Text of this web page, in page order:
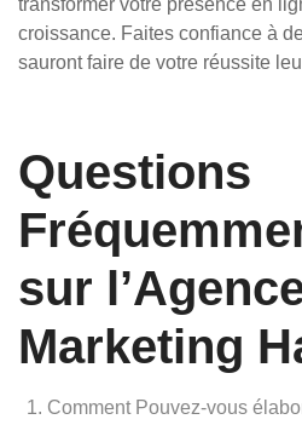
transformer votre présence en
croissance. Faites confiance à
sauront faire de votre réussite
Questions
sur
Marketing
Comment Pouvez-vous